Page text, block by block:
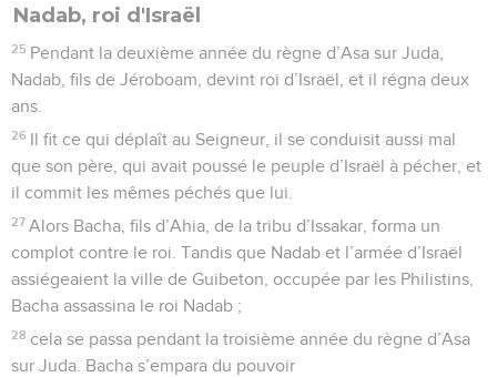
Nadab, roi d'Israël
25 Pendant la deuxième année du règne d’Asa sur Juda,
Nadab, fils de Jéroboam, devint roi d’Israël, et il régna deux
ans.
26 Il fit ce qui déplaît au Seigneur, il se conduisit aussi mal
que son père, qui avait poussé le peuple d’Israël à pécher, et
il commit les mêmes péchés que lui.
27 Alors Bacha, fils d’Ahia, de la tribu d’Issakar, forma un
complot contre le roi. Tandis que Nadab et l’armée d’Israël
assiégeaient la ville de Guibeton, occupée par les Philistins,
Bacha assassina le roi Nadab ;
28 cela se passa pendant la troisième année du règne d’Asa
sur Juda. Bacha s’empara du pouvoir